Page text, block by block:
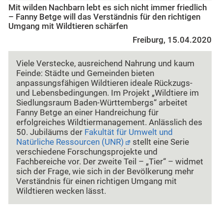
Mit wilden Nachbarn lebt es sich nicht immer friedlich
– Fanny Betge will das Verständnis für den richtigen
Umgang mit Wildtieren schärfen
Freiburg, 15.04.2020
Viele Verstecke, ausreichend Nahrung und kaum
Feinde: Städte und Gemeinden bieten
anpassungsfähigen Wildtieren ideale Rückzugs-
und Lebensbedingungen. Im Projekt „Wildtiere im
Siedlungsraum Baden-Württembergs“ arbeitet
Fanny Betge an einer Handreichung für
erfolgreiches Wildtiermanagement. Anlässlich des
50. Jubiläums der Fakultät für Umwelt und
Natürliche Ressourcen (UNR)
stellt eine Serie
verschiedene Forschungsprojekte und
Fachbereiche vor. Der zweite Teil – „Tier“ – widmet
sich der Frage, wie sich in der Bevölkerung mehr
Verständnis für einen richtigen Umgang mit
Wildtieren wecken lässt.